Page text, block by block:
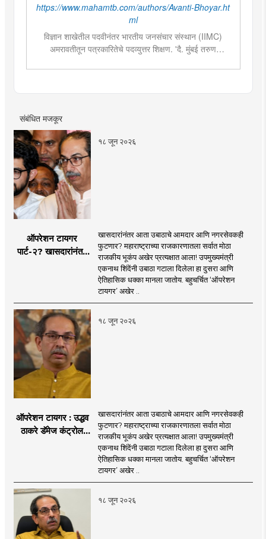
https://www.mahamtb.com/authors/Avanti-Bhoyar.ht
ml
विज्ञान शाखेतील पदवीनंतर भारतीय जनसंचार संस्थान (IIMC)
अमरावतीतून पत्रकारितेचे पदव्युत्तर शिक्षण. 'दै. मुंबई तरुण
राजकारण या विषयात विशेष रस. हस्तकला, संगीत आणि कविता
संबंधित मजकूर
१८ जून २०२६
ऑपरेशन टायगर
पार्ट-२? खासदारांनंतर
खासदारांनंतर आता उबाठाचे आमदार आणि नगरसेवकही
फुटणार? महाराष्ट्राच्या राजकारणातला सर्वात मोठा
राजकीय भूकंप अखेर प्रत्यक्षात आला! उपमुख्यमंत्री
एकनाथ शिंदेंनी उबाठा गटाला दिलेला हा दुसरा आणि
ऐतिहासिक धक्का मानला जातोय. बहुचर्चित ‘ऑपरेशन
टायगर’ अखेर ..
१८ जून २०२६
ऑपरेशन टायगर : उद्धव
ठाकरे डॅमेज कंट्रोल
शिंदेंकडे जाण्याच्या चर्चा
सुरू
खासदारांनंतर आता उबाठाचे आमदार आणि नगरसेवकही
फुटणार? महाराष्ट्राच्या राजकारणातला सर्वात मोठा
राजकीय भूकंप अखेर प्रत्यक्षात आला! उपमुख्यमंत्री
एकनाथ शिंदेंनी उबाठा गटाला दिलेला हा दुसरा आणि
ऐतिहासिक धक्का मानला जातोय. बहुचर्चित ‘ऑपरेशन
टायगर’ अखेर ..
१८ जून २०२६